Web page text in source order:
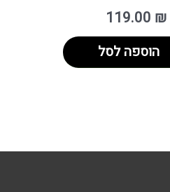
119.00 ₪
הוספה לסל